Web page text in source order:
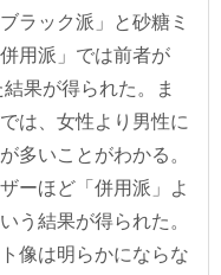
ラック派」と砂糖ミ
用派」では前者が
果が得られた。ま
は、女性より男性に
多いことがわかる。
ーほど「併用派」よ
う結果が得られた。
像は明らかにならな